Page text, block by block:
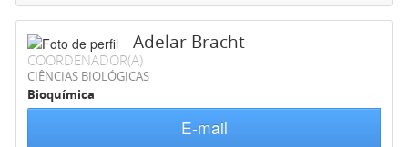
Adelar Bracht
COORDENADOR(A)
CIÊNCIAS BIOLÓGICAS
Bioquímica
E-mail